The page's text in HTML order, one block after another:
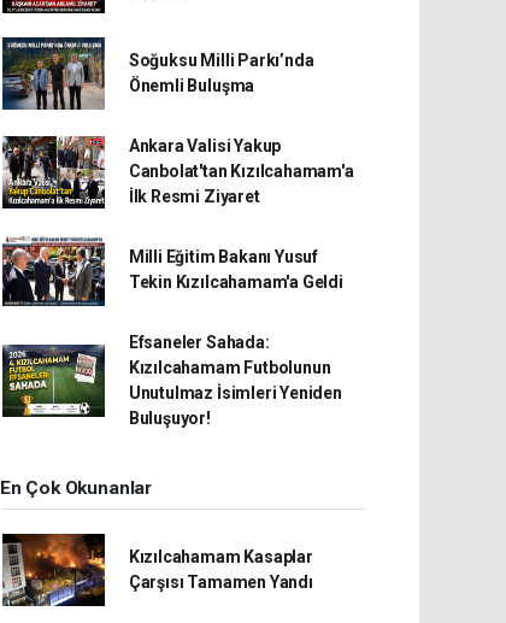
Soğuksu Milli Parkı’nda
Önemli Buluşma
Ankara Valisi Yakup
Canbolat'tan Kızılcahamam'a
İlk Resmi Ziyaret
Milli Eğitim Bakanı Yusuf
Tekin Kızılcahamam'a Geldi
Efsaneler Sahada:
Kızılcahamam Futbolunun
Unutulmaz İsimleri Yeniden
Buluşuyor!
En Çok Okunanlar
Kızılcahamam Kasaplar
Çarşısı Tamamen Yandı